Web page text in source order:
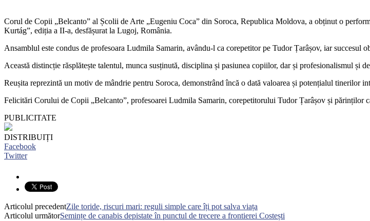
Corul de Copii „Belcanto” al Școlii de Arte „Eugeniu Coca” din Soroca, Republica Moldova, a obținut o
Kurtág”, ediția a II-a, desfășurat la Lugoj, România.
Ansamblul este condus de profesoara Ludmila Samarin, avându-l ca corepetitor pe Tudor Țarâșov, iar
Această distincție răsplătește talentul, munca susținută, disciplina și pasiunea copiilor, dar și profesionalismul și
Reușita reprezintă un motiv de mândrie pentru Soroca, demonstrând încă o dată valoarea și potențialul tinerilor
Felicitări Corului de Copii „Belcanto”, profesoarei Ludmila Samarin, corepetitorului Tudor Țarâșov și părinților
PUBLICITATE
DISTRIBUIȚI
Facebook
Twitter
Articolul precedentZile toride, riscuri mari: reguli simple care îți pot salva viața
Articolul următorSemințe de canabis depistate în punctul de trecere a frontierei Costești